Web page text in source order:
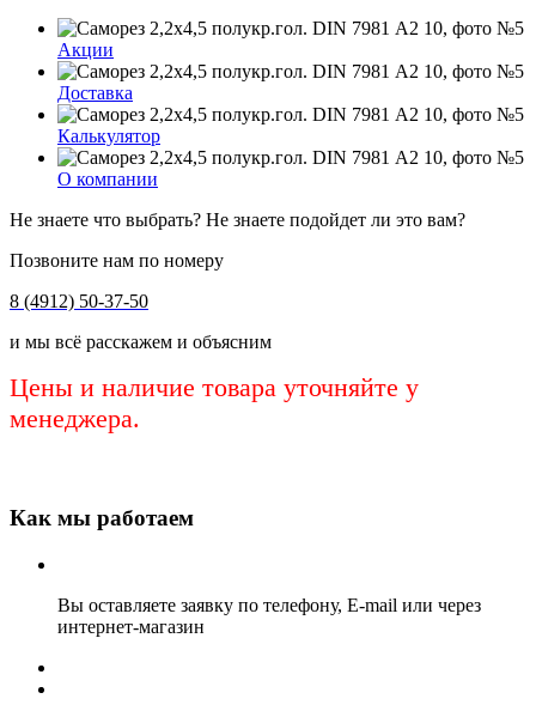
Акции
Доставка
Калькулятор
О компании
Не знаете что выбрать? Не знаете подойдет ли это вам?
Позвоните нам по номеру
8 (4912) 50-37-50
и мы всё расскажем и объясним
Цены и наличие товара уточняйте у
менеджера.
Как мы работаем
Вы оставляете заявку по телефону, E-mail или через
интернет-магазин